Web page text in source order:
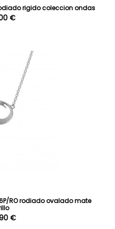
rigido coleccion ondas
€
RO rodiado ovalado mate
€